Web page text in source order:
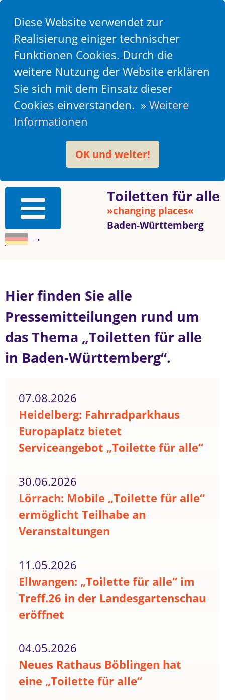
Diese Website verwendet zur
Realisierung einiger technischer
Funktionen Cookies. Durch die
weitere Nutzung der Website erklären
Sie sich mit dem Einsatz dieser
Cookies einverstanden. » Weitere
Informationen
OK und weiter!
Toiletten für alle
»changing places«
Baden-Württemberg
→
Hier finden Sie alle
Pressemitteilungen rund um
das Thema „Toiletten für alle
in Baden-Württemberg“.
07.08.2026
Heidelberg: Fahrradparkhaus
Europaplatz bietet
Serviceangebot „Toilette für alle“
30.06.2026
Lörrach: Mobile „Toilette für alle“
ermöglicht Teilhabe an
Veranstaltungen
11.05.2026
Ellwangen: „Toilette für alle“ im
Treff.26 in der Landesgartenschau
eröffnet
04.05.2026
Neues Rathaus Böblingen hat
eine „Toilette für alle“